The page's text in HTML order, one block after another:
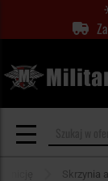
Skrzynia